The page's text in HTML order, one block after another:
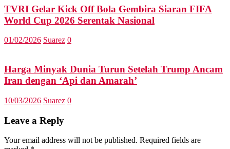
TVRI Gelar Kick Off Bola Gembira Siaran FIFA
World Cup 2026 Serentak Nasional
01/02/2026 Suarez 0
Harga Minyak Dunia Turun Setelah Trump Ancam
Iran dengan ‘Api dan Amarah’
10/03/2026 Suarez 0
Leave a Reply
Your email address will not be published. Required fields are